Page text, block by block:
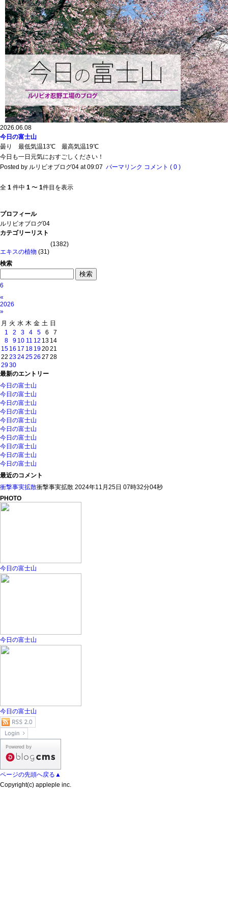
2026.06.08
今日の富士山
曇り 最低気温13℃ 最高気温19℃
今日も一日元気におすごしください！
Posted by ルリビオブログ04 at 09:07 パーマリンク コメント ( 0 )
全 1 件中 1 〜 1件目を表示
プロフィール
ルリビオブログ04
カテゴリーリスト
(1382)
エキスの植物 (31)
検索
6
«
2026
»
月 火 水 木 金 土 日
1
2 3 4 5 6
7
8
9 10 11 12 13 14
15 16 17 18 192021
22 23242526 27 28
2930
最新のエントリー
今日の富士山
今日の富士山
今日の富士山
今日の富士山
今日の富士山
今日の富士山
今日の富士山
今日の富士山
今日の富士山
今日の富士山
最近のコメント
衝撃事実拡散衝撃事実拡散 2024年11月25日 07時32分04秒
PHOTO
今日の富士山
今日の富士山
今日の富士山
ページの先頭へ戻る▲
Copyright(c) appleple inc.